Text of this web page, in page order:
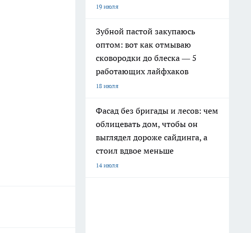
19 июля
Зубной пастой закупаюсь
оптом: вот как отмываю
сковородки до блеска — 5
работающих лайфхаков
18 июля
Фасад без бригады и лесов: чем
облицевать дом, чтобы он
выглядел дороже сайдинга, а
стоил вдвое меньше
14 июля